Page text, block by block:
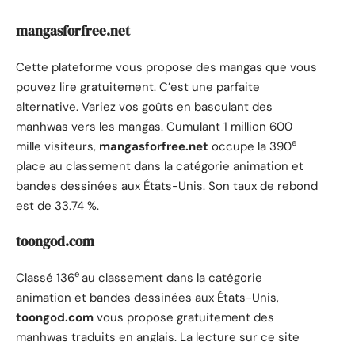
mangasforfree.net
Cette plateforme vous propose des mangas que vous
pouvez lire gratuitement. C’est une parfaite
alternative. Variez vos goûts en basculant des
manhwas vers les mangas. Cumulant 1 million 600
mille visiteurs, mangasforfree.net occupe la 390e
place au classement dans la catégorie animation et
bandes dessinées aux États-Unis. Son taux de rebond
est de 33.74 %.
toongod.com
Classé 136e au classement dans la catégorie
animation et bandes dessinées aux États-Unis,
toongod.com vous propose gratuitement des
manhwas traduits en anglais. La lecture sur ce site